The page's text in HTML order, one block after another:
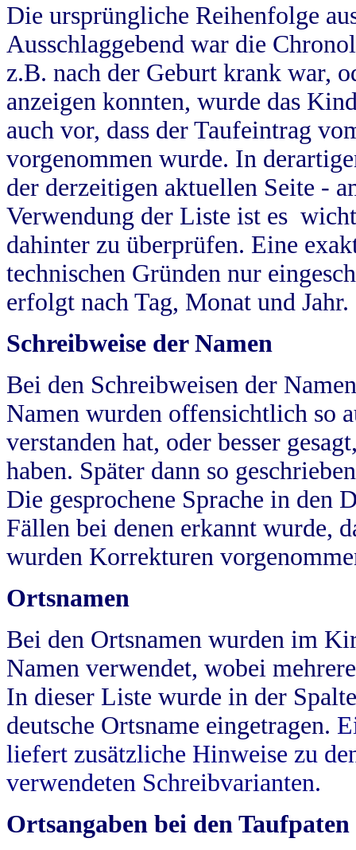
Die ursprüngliche Reihenfolge
Ausschlaggebend war die
z.B. nach der Geburt krank war,
anzeigen konnten, wurde das
auch vor, dass der Taufeintrag
vorgenommen wurde. In
der derzeitigen aktuellen Seite -
Verwendung der Liste ist es
dahinter zu überprüfen. Eine
technischen Gründen nur
erfolgt nach Tag, Monat und Jahr.
Schreibweise der Namen
Bei den Schreibweisen der
Namen wurden offensichtlich so
verstanden hat, oder besser
haben. Später dann so
Die gesprochene Sprache in
Fällen bei denen erkannt wurde,
wurden Korrekturen
Ortsnamen
Bei den Ortsnamen wurden im
Namen verwendet, wobei
In dieser Liste wurde in der
deutsche Ortsname eingetragen.
liefert zusätzliche Hinweise zu
verwendeten Schreibvarianten.
Ortsangaben bei den Taufpaten